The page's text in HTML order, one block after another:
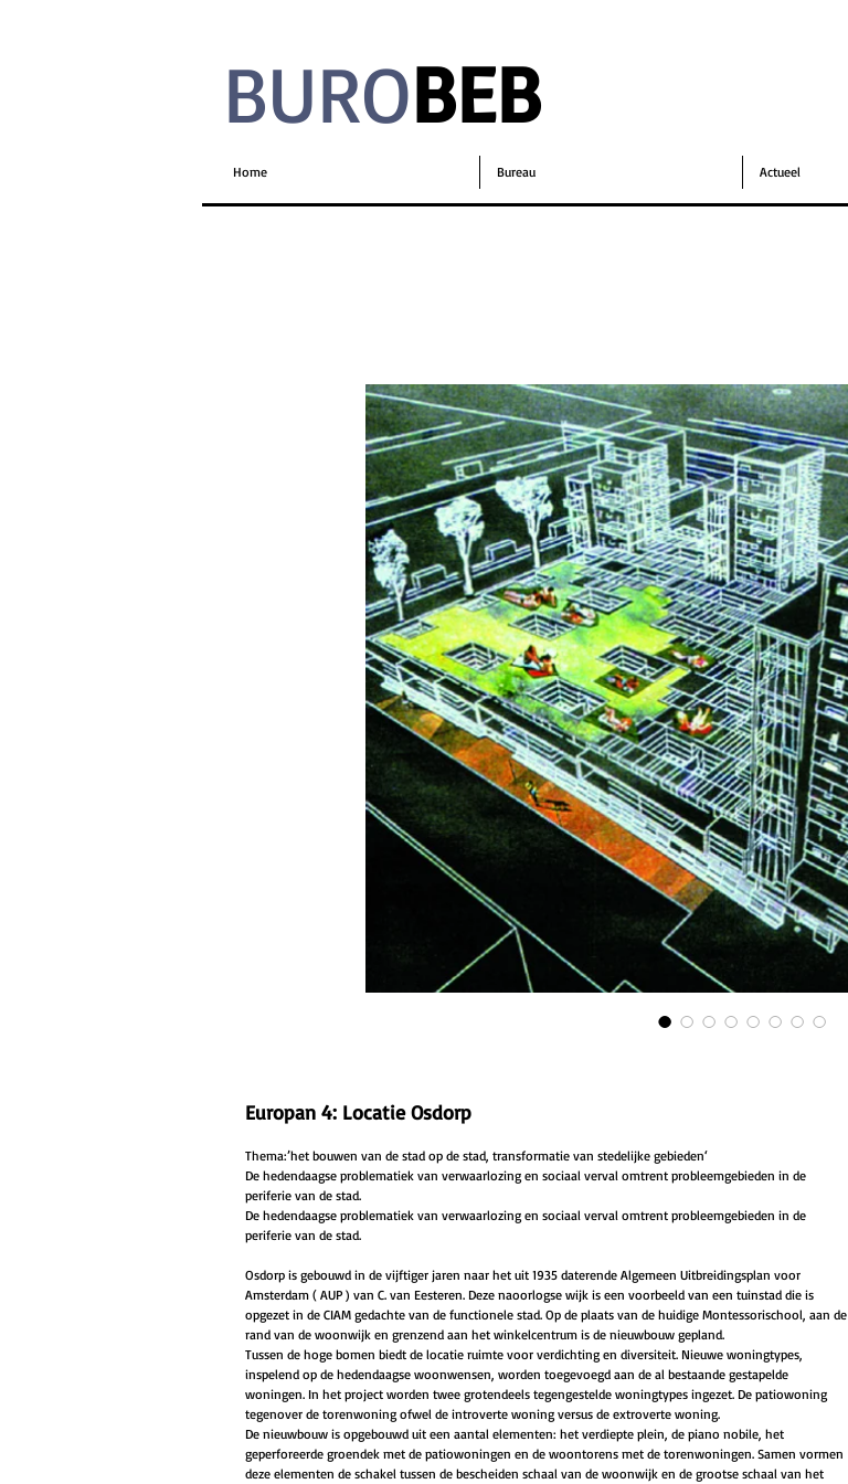
BUROBEB
Home Bureau Actueel
Europan 4: Locatie Osdorp
Thema:’het bouwen van de stad op de stad, transformatie van stedelijke gebieden‘
De hedendaagse problematiek van verwaarlozing en sociaal verval omtrent probleemgebieden in de
periferie van de stad.
De hedendaagse problematiek van verwaarlozing en sociaal verval omtrent probleemgebieden in de
periferie van de stad.
Osdorp is gebouwd in de vijftiger jaren naar het uit 1935 daterende Algemeen Uitbreidingsplan voor
Amsterdam ( AUP ) van C. van Eesteren. Deze naoorlogse wijk is een voorbeeld van een tuinstad die is
opgezet in de CIAM gedachte van de functionele stad. Op de plaats van de huidige Montessorischool, aan de
rand van de woonwijk en grenzend aan het winkelcentrum is de nieuwbouw gepland.
Tussen de hoge bomen biedt de locatie ruimte voor verdichting en diversiteit. Nieuwe woningtypes,
inspelend op de hedendaagse woonwensen, worden toegevoegd aan de al bestaande gestapelde
woningen. In het project worden twee grotendeels tegengestelde woningtypes ingezet. De patiowoning
tegenover de torenwoning ofwel de introverte woning versus de extroverte woning.
De nieuwbouw is opgebouwd uit een aantal elementen: het verdiepte plein, de piano nobile, het
geperforeerde groendek met de patiowoningen en de woontorens met de torenwoningen. Samen vormen
deze elementen de schakel tussen de bescheiden schaal van de woonwijk en de grootse schaal van het